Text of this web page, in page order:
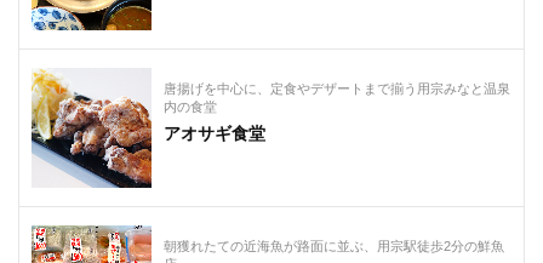
唐揚げを中心に、定食やデザートまで揃う用宗みなと温泉
内の食堂
アオサギ食堂
朝獲れたての近海魚が路面に並ぶ、用宗駅徒歩2分の鮮魚